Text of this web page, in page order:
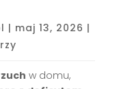
| maj 13, 2026 |
w domu,